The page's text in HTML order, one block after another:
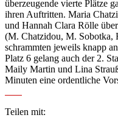
überzeugende vierte Plätze
ihren Auftritten. Maria
und Hannah Clara Rölle
(M. Chatzidou, M. Sobotka,
schrammten jeweils knapp
Platz 6 gelang auch der 2.
Maily Martin und Lina
Minuten eine ordentliche
Teilen mit: